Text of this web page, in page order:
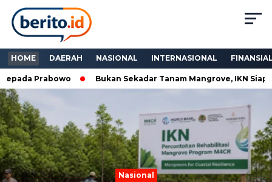
HOME DAERAH NASIONAL INTERNASIONAL
Prabowo Bukan Sekadar Tanam Mangrove, IKN Siap
Nasional
Previous Next